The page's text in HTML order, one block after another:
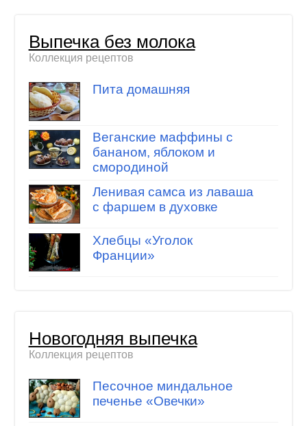
Выпечка без молока
Коллекция рецептов
Пита домашняя
Веганские маффины с
бананом, яблоком и
смородиной
Ленивая самса из лаваша
с фаршем в духовке
Хлебцы «Уголок
Франции»
Новогодняя выпечка
Коллекция рецептов
Песочное миндальное
печенье «Овечки»